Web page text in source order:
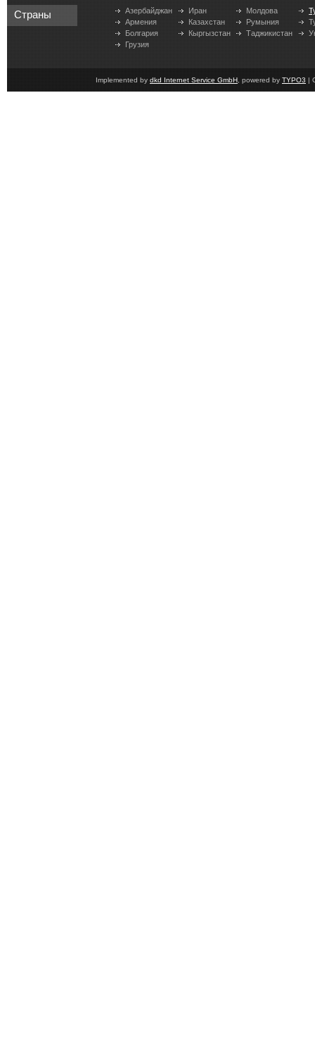
Страны
Азербайджан
Армения
Болгария
Грузия
Иран
Казахстан
Кыргызстан
Молдова
Румыния
Таджикистан
Implemented by dkd Internet Service GmbH , powered by TYPO3 |